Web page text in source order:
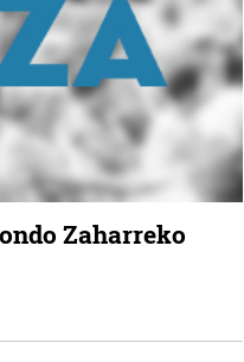
Zaharreko